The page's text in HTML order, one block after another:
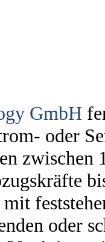
GmbH
oder
oder